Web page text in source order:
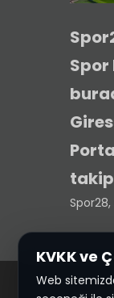
KVKK ve
Web
Spor
Spor28,